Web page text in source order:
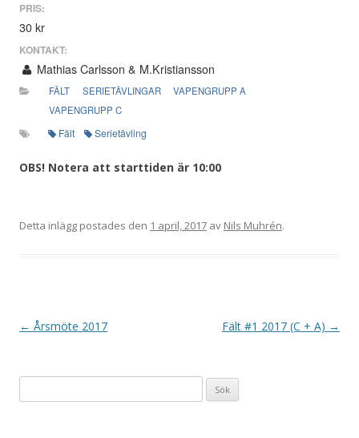
PRIS:
30 kr
KONTAKT:
Mathias Carlsson & M.Kristiansson
FÄLT SERIETÄVLINGAR
VAPENGRUPP A
VAPENGRUPP C
Fält Serietävling
OBS! Notera att starttiden är 10:00
Detta inlägg postades den 1 april, 2017 av Nils Muhrén.
I← Årsmöte 2017 Fält #1 2017 (C + A) →
efter: